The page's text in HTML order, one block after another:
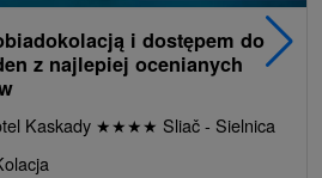
i dostępem do
z najlepiej ocenianych
Kaskady ★★★★ Sliač - Sielnica